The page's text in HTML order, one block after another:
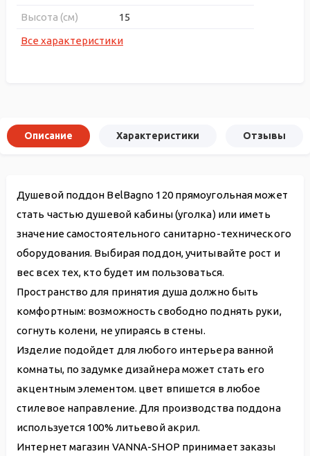
Высота (см)
15
Все характеристики
Описание Характеристики Отзывы
Душевой поддон BelBagno 120 прямоугольная может
стать частью душевой кабины (уголка) или иметь
значение самостоятельного санитарно-технического
оборудования. Выбирая поддон, учитывайте рост и
вес всех тех, кто будет им пользоваться.
Пространство для принятия душа должно быть
комфортным: возможность свободно поднять руки,
согнуть колени, не упираясь в стены.
Изделие подойдет для любого интерьера ванной
комнаты, по задумке дизайнера может стать его
акцентным элементом. цвет впишется в любое
стилевое направление. Для производства поддона
используется 100% литьевой акрил.
Интернет магазин VANNA-SHOP принимает заказы